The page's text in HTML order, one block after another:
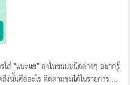
ใส่ "แบะแซ" ลงในขนมชนิดต่างๆ อยากรู้
นั้นคืออะไร ติดตามชมได้ในรายการ ...